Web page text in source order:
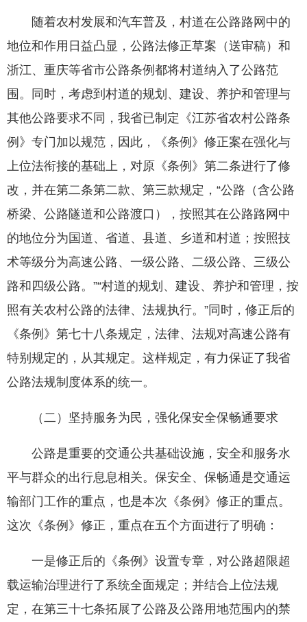
随着农村发展和汽车普及，村道在公路路网中的
地位和作用日益凸显，公路法修正草案（送审稿）和
浙江、重庆等省市公路条例都将村道纳入了公路范
围。同时，考虑到村道的规划、建设、养护和管理与
其他公路要求不同，我省已制定《江苏省农村公路条
例》专门加以规范，因此，《条例》修正案在强化与
上位法衔接的基础上，对原《条例》第二条进行了修
改，并在第二条第二款、第三款规定，“公路（含公路
桥梁、公路隧道和公路渡口），按照其在公路路网中
的地位分为国道、省道、县道、乡道和村道；按照技
术等级分为高速公路、一级公路、二级公路、三级公
路和四级公路。”“村道的规划、建设、养护和管理，按
照有关农村公路的法律、法规执行。”同时，修正后的
《条例》第七十八条规定，法律、法规对高速公路有
特别规定的，从其规定。这样规定，有力保证了我省
公路法规制度体系的统一。
（二）坚持服务为民，强化保安全保畅通要求
公路是重要的交通公共基础设施，安全和服务水
平与群众的出行息息相关。保安全、保畅通是交通运
输部门工作的重点，也是本次《条例》修正的重点。
这次《条例》修正，重点在五个方面进行了明确：
一是修正后的《条例》设置专章，对公路超限超
载运输治理进行了系统全面规定；并结合上位法规
定，在第三十七条拓展了公路及公路用地范围内的禁